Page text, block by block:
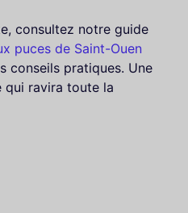
consultez notre guide
puces de Saint-Ouen
conseils pratiques. Une
qui ravira toute la